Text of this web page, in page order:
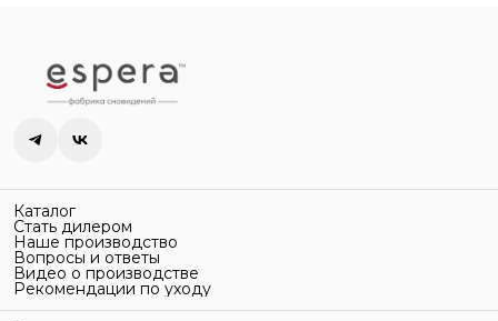
Каталог
Стать дилером
Наше производство
Вопросы и ответы
Видео о производстве
Рекомендации по уходу